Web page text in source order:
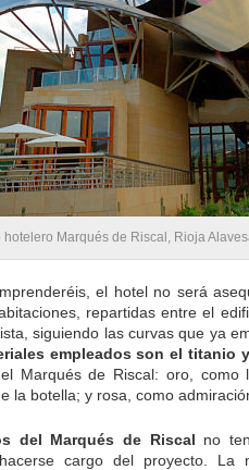
hotelero Marqués de Riscal, Rioja
el hotel no será
repartidas entre el
siguiendo las curvas que ya
empleados son el titanio
Marqués de Riscal: oro,
la botella; y rosa, como
del Marqués de Riscal no
cargo del proyecto. La